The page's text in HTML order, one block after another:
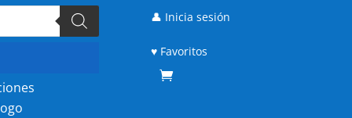
👤 Inicia sesión
♥ Favoritos